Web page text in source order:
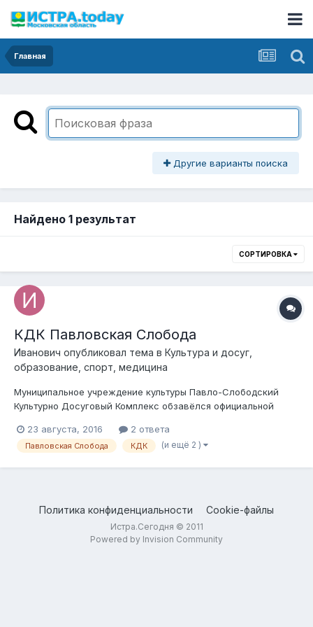
Главная
Другие варианты поиска
Найдено 1 результат
СОРТИРОВКА
КДК Павловская Слобода
Иванович опубликовал тема в Культура и досуг,
образование, спорт, медицина
Муниципальное учреждение культуры Павло-Слободский
Культурно Досуговый Комплекс обзавёлся официальной
https://vk.com/p.s_kdk
23 августа, 2016 2 ответа
Павловская Слобода КДК (и ещё 2 )
Политика конфиденциальности Cookie-файлы
Истра.Сегодня © 2011
Powered by Invision Community